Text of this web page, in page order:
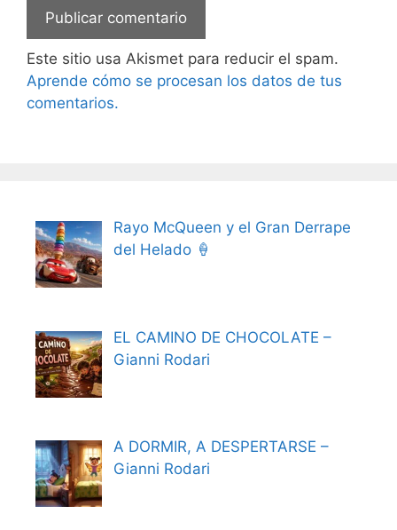
Este sitio usa Akismet para reducir el spam.
Aprende cómo se procesan los datos de tus
comentarios.
Rayo McQueen y el Gran Derrape
del Helado 🍦
EL CAMINO DE CHOCOLATE –
Gianni Rodari
A DORMIR, A DESPERTARSE –
Gianni Rodari